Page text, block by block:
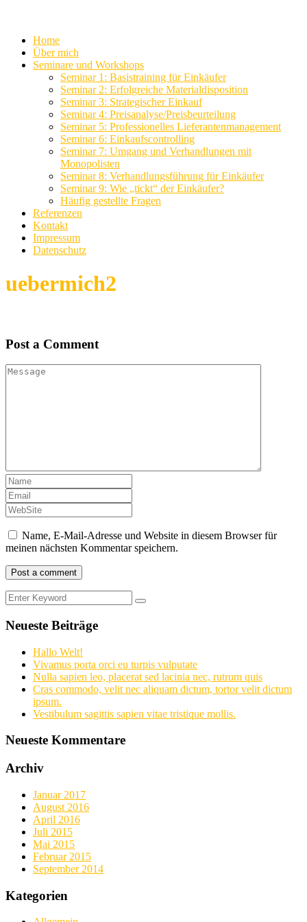
Home
Über mich
Seminare und Workshops
Seminar 1: Basistraining für Einkäufer
Seminar 2: Erfolgreiche Materialdisposition
Seminar 3: Strategischer Einkauf
Seminar 4: Preisanalyse/Preisbeurteilung
Seminar 5: Professionelles Lieferantenmanagement
Seminar 6: Einkaufscontrolling
Seminar 7: Umgang und Verhandlungen mit
Monopolisten
Seminar 8: Verhandlungsführung für Einkäufer
Seminar 9: Wie „tickt“ der Einkäufer?
Häufig gestellte Fragen
Referenzen
Kontakt
Impressum
Datenschutz
uebermich2
Post a Comment
Name, E-Mail-Adresse und Website in diesem Browser für
meinen nächsten Kommentar speichern.
Neueste Beiträge
Hallo Welt!
Vivamus porta orci eu turpis vulputate
Nulla sapien leo, placerat sed lacinia nec, rutrum quis
Cras commodo, velit nec aliquam dictum, tortor velit dictum
ipsum.
Vestibulum sagittis sapien vitae tristique mollis.
Neueste Kommentare
Archiv
Januar 2017
August 2016
April 2016
Juli 2015
Mai 2015
Februar 2015
September 2014
Kategorien